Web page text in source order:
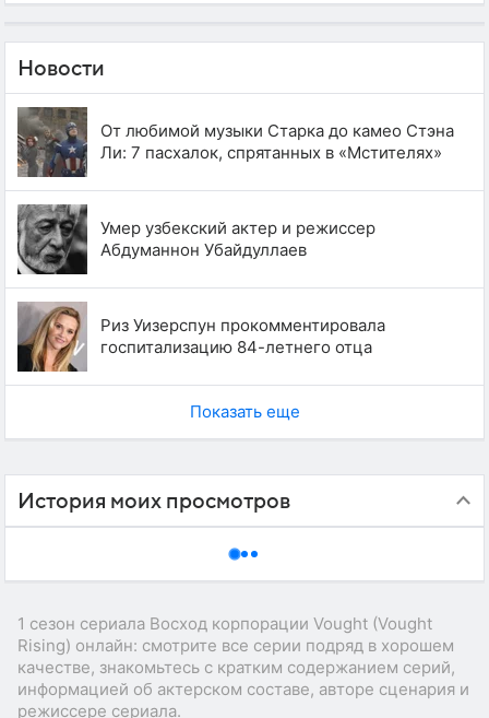
Новости
От любимой музыки Старка до камео Стэна
Ли: 7 пасхалок, спрятанных в «Мстителях»
Умер узбекский актер и режиссер
Абдуманнон Убайдуллаев
Риз Уизерспун прокомментировала
госпитализацию 84-летнего отца
Показать еще
История моих просмотров
1 сезон сериала Восход корпорации Vought (Vought
Rising) онлайн: смотрите все серии подряд в хорошем
качестве, знакомьтесь с кратким содержанием серий,
информацией об актерском составе, авторе сценария и
режиссере сериала.